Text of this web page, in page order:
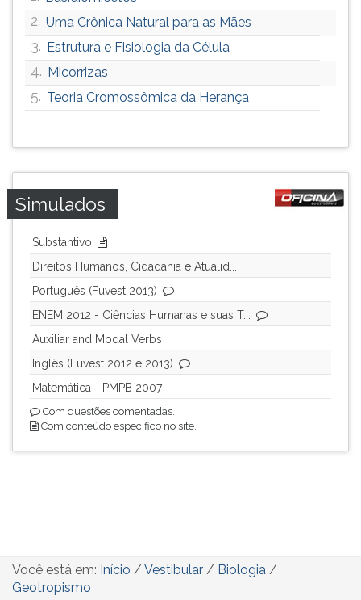
2. Uma Crônica Natural para as Mães
3. Estrutura e Fisiologia da Célula
4. Micorrizas
5. Teoria Cromossômica da Herança
Simulados
Substantivo
Direitos Humanos, Cidadania e Atualid...
Português (Fuvest 2013)
ENEM 2012 - Ciências Humanas e suas T...
Auxiliar and Modal Verbs
Inglês (Fuvest 2012 e 2013)
Matemática - PMPB 2007
Com questões comentadas.
Com conteúdo específico no site.
Você está em: Início / Vestibular / Biologia /
Geotropismo